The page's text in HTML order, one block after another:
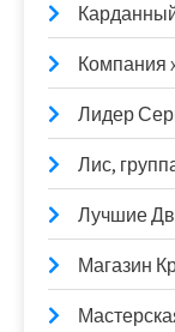
Компания
Лидер
Лис,
Лучшие
Магазин